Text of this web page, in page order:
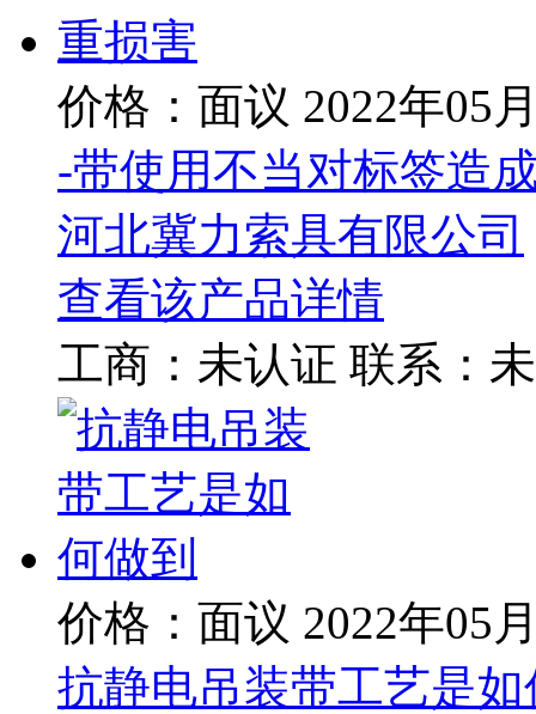
价格：面议 2022年05
-带使用不当对标签造
河北冀力索具有限公司
查看该产品详情
工商： 未认证 联系：
价格：面议 2022年05
抗静电吊装带工艺是